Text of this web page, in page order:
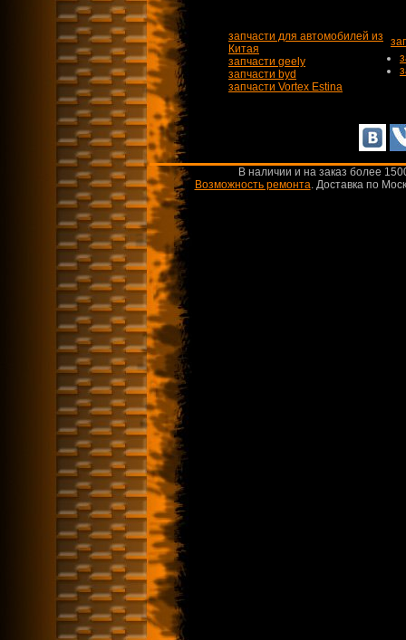
запчасти для автомобилей из
Китая
запчасти geely
запчасти byd
запчасти Vortex Estina
В наличии и на заказ более
Возможность ремонта.Доставка по